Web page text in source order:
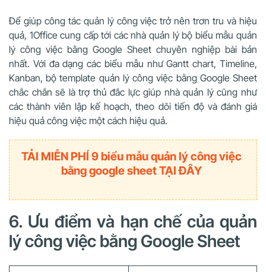
Để giúp công tác quản lý công việc trở nên trơn tru và hiệu
quả, 1Office cung cấp tới các nhà quản lý bộ biểu mẫu quản
lý công việc bằng Google Sheet chuyên nghiệp bài bản
nhất. Với đa dạng các biểu mẫu như Gantt chart, Timeline,
Kanban, bộ template quản lý công việc bằng Google Sheet
chắc chắn sẽ là trợ thủ đắc lực giúp nhà quản lý cũng như
các thành viên lập kế hoạch, theo dõi tiến độ và đánh giá
hiệu quả công việc một cách hiệu quả.
TẢI MIỄN PHÍ 9 biểu mẫu quản lý công việc
bằng google sheet TẠI ĐÂY
6. Ưu điểm và hạn chế của quản
lý công việc bằng Google Sheet